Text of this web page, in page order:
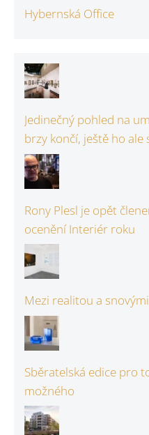
Hybernská Office
Jedinečný pohled na
brzy končí, ještě ho ale
Rony Plesl je opět
ocenění Interiér roku
Mezi realitou a
Sběratelská edice pro
možného